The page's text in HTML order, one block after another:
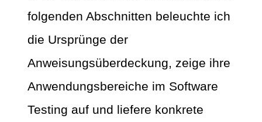
folgenden Abschnitten beleuchte ich
die Ursprünge der
Anweisungsüberdeckung, zeige ihre
Anwendungsbereiche im Software
Testing auf und liefere konkrete